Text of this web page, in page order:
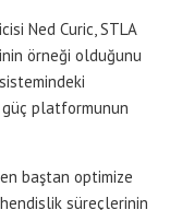
Ned Curic, STLA
örneği olduğunu
güç platformunun
baştan optimize
süreçlerinin